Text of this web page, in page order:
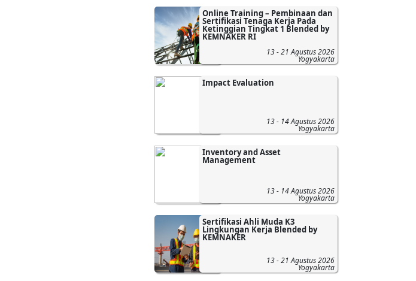
Online Training – Pembinaan dan
Sertifikasi Tenaga Kerja Pada
Ketinggian Tingkat 1 Blended by
KEMNAKER RI
13 - 21 Agustus 2026
Yogyakarta
Impact Evaluation
13 - 14 Agustus 2026
Yogyakarta
Inventory and Asset
Management
13 - 14 Agustus 2026
Yogyakarta
Sertifikasi Ahli Muda K3
Lingkungan Kerja Blended by
KEMNAKER
13 - 21 Agustus 2026
Yogyakarta